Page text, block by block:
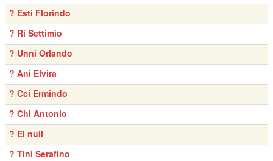
? Esti Florindo
? Ri Settimio
? Unni Orlando
? Ani Elvira
? Cci Ermindo
? Chi Antonio
? Ei null
? Tini Serafino